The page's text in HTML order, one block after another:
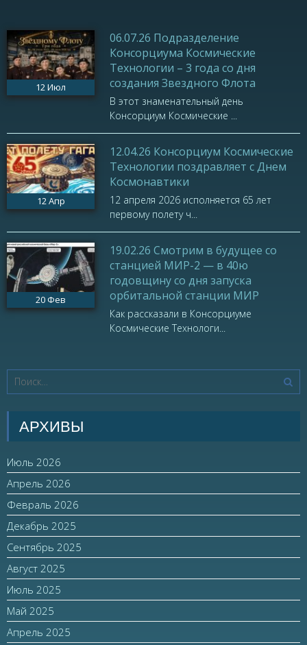
12Июл
06.07.26 Подразделение
Консорциума Космические
Технологии – 3 года со дня
создания Звездного Флота
В этот знаменательный день
Консорциум Космические ...
12Апр
12.04.26 Консорциум Космические
Технологии поздравляет с Днем
Космонавтики
12 апреля 2026 исполняется 65 лет
первому полету ч...
20 Фев
19.02.26 Смотрим в будущее со
станцией МИР-2 — в 40ю
годовщину со дня запуска
орбитальной станции МИР
Как рассказали в Консорциуме
Космические Технологи...
АРХИВЫ
Июль 2026
Апрель 2026
Февраль 2026
Декабрь 2025
Сентябрь 2025
Август 2025
Июль 2025
Май 2025
Апрель 2025